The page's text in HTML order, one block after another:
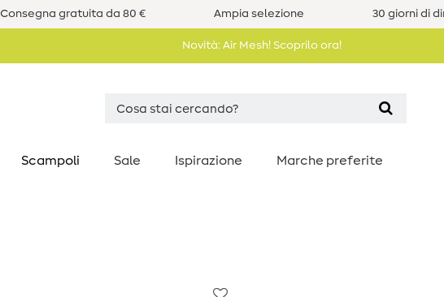
Consegna gratuita da 80 € Ampia selezione 30 giorni di
Novità: Air Mesh! Scoprilo ora!
Scampoli Sale Ispirazione Marche preferite